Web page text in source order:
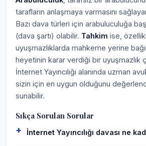
tarafların anlaşmaya varmasını
Bazı dava türleri için arabuluculuğa
(dava şartı) olabilir. Tahkim ise,
uyuşmazlıklarda mahkeme yerine
heyetinin karar verdiği bir uyuşmazlık
İnternet Yayıncılığı alanında uzman
sizin için en uygun olduğunu
sunabilir.
Sıkça Sorulan Sorular
İnternet Yayıncılığı davası ne